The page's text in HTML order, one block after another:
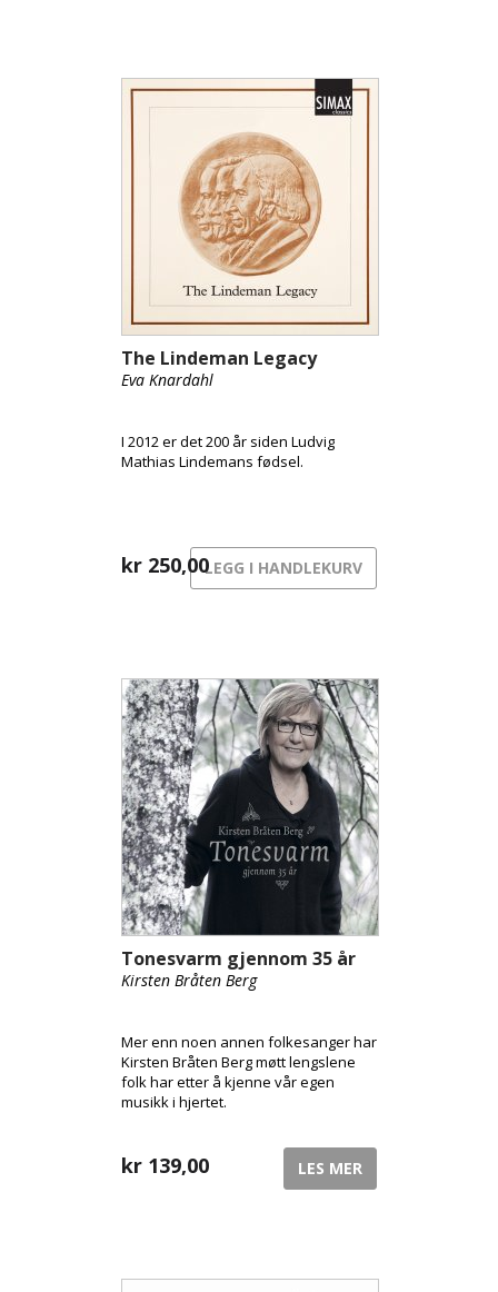
The Lindeman Legacy
Eva Knardahl
I 2012 er det 200 år siden Ludvig
Mathias Lindemans fødsel.
kr 250,00LEGG I HANDLEKURV
Tonesvarm gjennom 35 år
Kirsten Bråten Berg
Mer enn noen annen folkesanger har
Kirsten Bråten Berg møtt lengslene
folk har etter å kjenne vår egen
musikk i hjertet.
kr 139,00 LES MER